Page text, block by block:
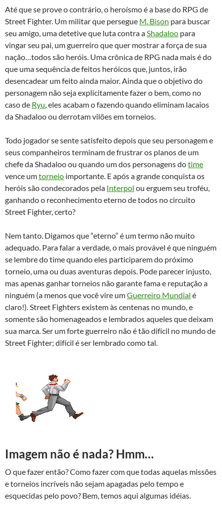
Até que se prove o contrário, o heroísmo é a base do RPG de
Street Fighter. Um militar que persegue M. Bison para buscar
seu amigo, uma detetive que luta contra aShadaloo para
vingar seu pai, um guerreiro que quer mostrar a força de sua
nação…todos são heróis. Uma crônica de RPG nada mais é do
que uma sequência de feitos heróicos que, juntos, irão
desencadear um feito ainda maior. Ainda que o objetivo do
personagem não seja explicitamente fazer o bem, como no
caso de Ryu, eles acabam o fazendo quando eliminam lacaios
da Shadaloo ou derrotam vilões em torneios.
Todo jogador se sente satisfeito depois que seu personagem e
seus companheiros terminam de frustrar os planos de um
chefe da Shadaloo ou quando um dos personagens dotime
vence umtorneio importante. E após a grande conquista os
heróis são condecorados pela Interpol ou erguem seu troféu,
ganhando o reconhecimento eterno de todos no circuito
Street Fighter, certo?
Nem tanto. Digamos que “eterno” é um termo não muito
adequado. Para falar a verdade, o mais provável é que ninguém
se lembre do time quando eles participarem do próximo
torneio, uma ou duas aventuras depois. Pode parecer injusto,
mas apenas ganhar torneios não garante fama e reputação a
ninguém (a menos que você vire umGuerreiro Mundial é
claro!). Street Fighters existem às centenas no mundo, e
somente são homenageados e lembrados aqueles que deixam
sua marca. Ser um forte guerreiro não é tão difícil no mundo de
Street Fighter; difícil é ser lembrado como tal.
Imagem não é nada? Hmm…
O que fazer então? Como fazer com que todas aquelas missões
e torneios incríveis não sejam apagadas pelo tempo e
esquecidas pelo povo? Bem, temos aqui algumas idéias.